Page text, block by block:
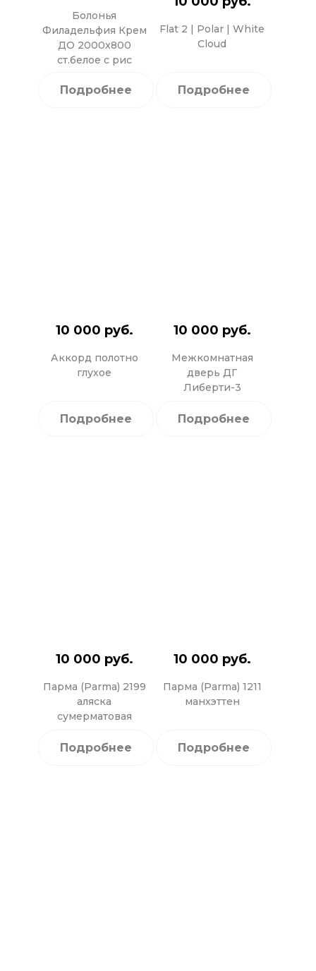
Болонья
Филадельфия Крем
ДО 2000x800
ст.белое с рис
Подробнее
Flat 2 | Polar | White
Cloud
Подробнее
10 000 руб.
Аккорд полотно
глухое
Подробнее
10 000 руб.
Межкомнатная
дверь ДГ
Либерти-3
Подробнее
10 000 руб.
Парма (Parma) 2199
аляска
сумерматовая
Подробнее
10 000 руб.
Парма (Parma) 1211
манхэттен
Подробнее